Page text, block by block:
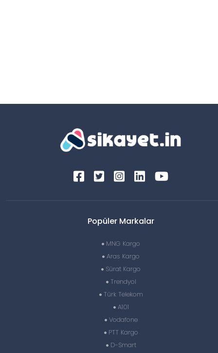
Popüler Markalar
MNG Kargo
Aras Kargo
Sürat Kargo
Trendyol
Türk Telekom
A101
Vodafone
PTT Kargo
D-Smart